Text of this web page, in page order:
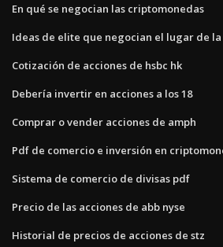
En qué se negocian las criptomonedas
Ideas de elite que negocian el lugar de
Cotización de acciones de hsbc hk
Debería invertir en acciones a los 18
Comprar o vender acciones de amph
Pdf de comercio e inversión en
Sistema de comercio de divisas pdf
Precio de las acciones de abb nyse
Historial de precios de acciones de stz